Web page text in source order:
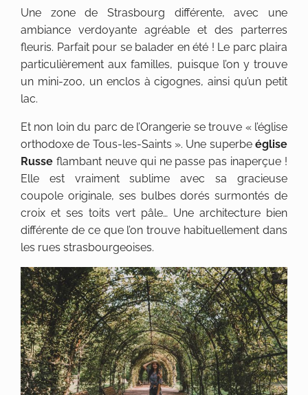
Une zone de Strasbourg différente, avec une
ambiance verdoyante agréable et des parterres
fleuris. Parfait pour se balader en été ! Le parc plaira
particulièrement aux familles, puisque l’on y trouve
un mini-zoo, un enclos à cigognes, ainsi qu’un petit
lac.
Et non loin du parc de l’Orangerie se trouve « l’église
orthodoxe de Tous-les-Saints ». Une superbe église
Russe flambant neuve qui ne passe pas inaperçue !
Elle est vraiment sublime avec sa gracieuse
coupole originale, ses bulbes dorés surmontés de
croix et ses toits vert pâle… Une architecture bien
différente de ce que l’on trouve habituellement dans
les rues strasbourgeoises.